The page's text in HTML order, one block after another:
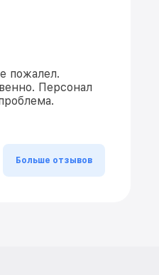
пожалел.
Персонал
Больше отзывов